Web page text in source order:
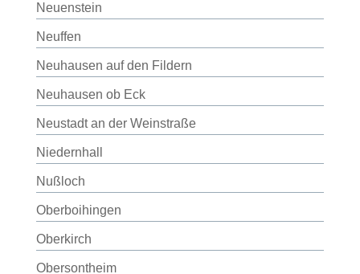
Neuenstein
Neuffen
Neuhausen auf den Fildern
Neuhausen ob Eck
Neustadt an der Weinstraße
Niedernhall
Nußloch
Oberboihingen
Oberkirch
Obersontheim